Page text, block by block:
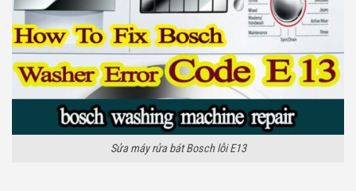
Sửa máy rửa bát Bosch lỗi E13